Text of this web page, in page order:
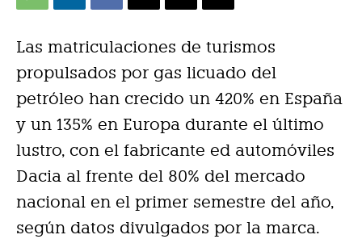
Las matriculaciones de turismos
propulsados por gas licuado del
petróleo han crecido un 420% en España
y un 135% en Europa durante el último
lustro, con el fabricante ed automóviles
Dacia al frente del 80% del mercado
nacional en el primer semestre del año,
según datos divulgados por la marca.